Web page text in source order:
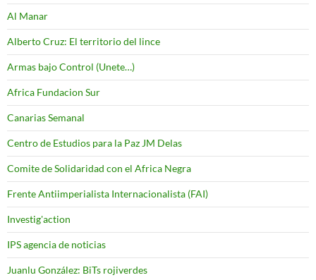
Al Manar
Alberto Cruz: El territorio del lince
Armas bajo Control (Unete…)
Africa Fundacion Sur
Canarias Semanal
Centro de Estudios para la Paz JM Delas
Comite de Solidaridad con el Africa Negra
Frente Antiimperialista Internacionalista (FAI)
Investig'action
IPS agencia de noticias
Juanlu González: BiTs rojiverdes